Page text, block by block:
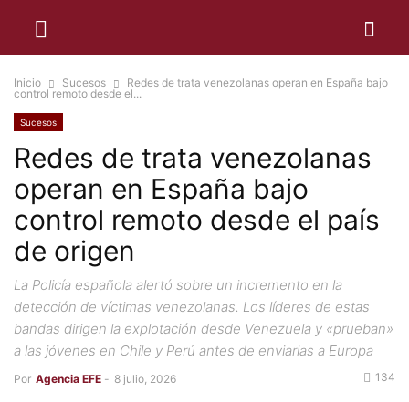
Inicio Sucesos
Redes de trata venezolanas operan en España bajo
control remoto desde el...
Sucesos
Redes de trata venezolanas
operan en España bajo
control remoto desde el país
de origen
La Policía española alertó sobre un incremento en la
detección de víctimas venezolanas. Los líderes de estas
bandas dirigen la explotación desde Venezuela y «prueban»
a las jóvenes en Chile y Perú antes de enviarlas a Europa
Por Agencia EFE - 8 julio, 2026 134